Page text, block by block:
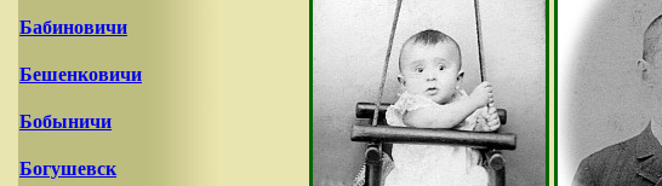
Бабиновичи
Бешенковичи
Бобыничи
Богушевск